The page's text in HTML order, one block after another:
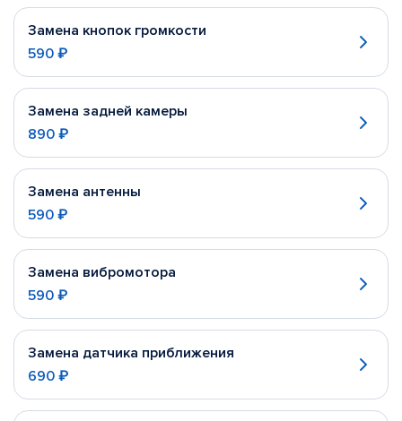
Замена кнопок громкости
590 ₽
Замена задней камеры
890 ₽
Замена антенны
590 ₽
Замена вибромотора
590 ₽
Замена датчика приближения
690 ₽